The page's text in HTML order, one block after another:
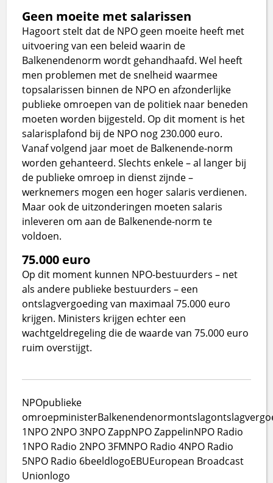
Geen moeite met salarissen
Hagoort stelt dat de NPO geen moeite heeft met
uitvoering van een beleid waarin de
Balkenendenorm wordt gehandhaafd. Wel heeft
men problemen met de snelheid waarmee
topsalarissen binnen de NPO en afzonderlijke
publieke omroepen van de politiek naar beneden
moeten worden bijgesteld. Op dit moment is het
salarisplafond bij de NPO nog 230.000 euro.
Vanaf volgend jaar moet de Balkenende-norm
worden gehanteerd. Slechts enkele – al langer bij
de publieke omroep in dienst zijnde –
werknemers mogen een hoger salaris verdienen.
Maar ook de uitzonderingen moeten salaris
inleveren om aan de Balkenende-norm te
voldoen.
75.000 euro
Op dit moment kunnen NPO-bestuurders – net
als andere publieke bestuurders – een
ontslagvergoeding van maximaal 75.000 euro
krijgen. Ministers krijgen echter een
wachtgeldregeling die de waarde van 75.000 euro
ruim overstijgt.
NPOpublieke
omroepministerBalkenendenormontslag
1NPO 2NPO 3NPO ZappNPO ZappelinNPO Radio
1NPO Radio 2NPO 3FMNPO Radio 4NPO Radio
5NPO Radio 6beeldlogoEBUEuropean Broadcast
Unionlogo